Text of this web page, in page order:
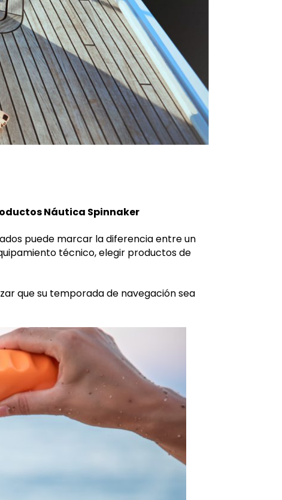
Náutica Spinnaker
puede marcar la diferencia entre un
técnico, elegir productos de
que su temporada de navegación sea